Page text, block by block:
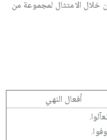
خلال الامتثال لمجموعة من
أفعال النهي